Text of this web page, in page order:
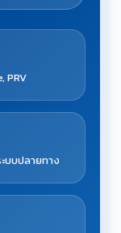
PRV
บบปลายทาง